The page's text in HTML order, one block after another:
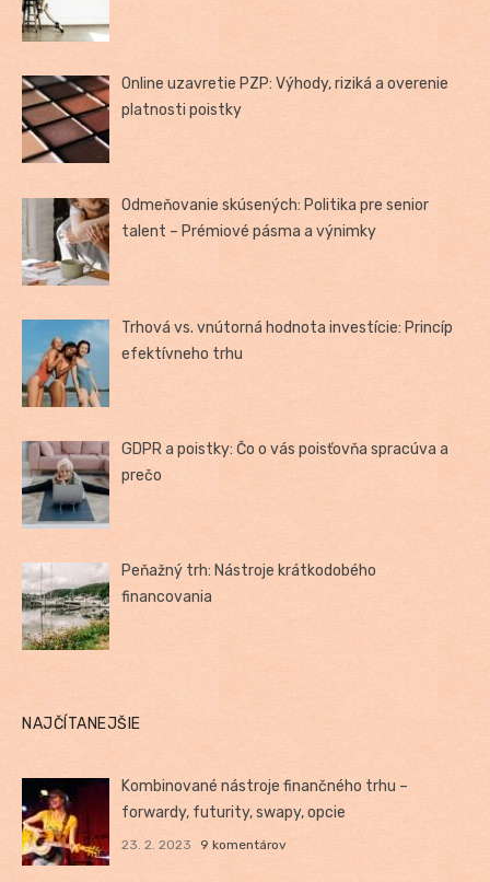
Online uzavretie PZP: Výhody, riziká a overenie
platnosti poistky
Odmeňovanie skúsených: Politika pre senior
talent – Prémiové pásma a výnimky
Trhová vs. vnútorná hodnota investície: Princíp
efektívneho trhu
GDPR a poistky: Čo o vás poisťovňa spracúva a
prečo
Peňažný trh: Nástroje krátkodobého
financovania
NAJČÍTANEJŠIE
Kombinované nástroje finančného trhu –
forwardy, futurity, swapy, opcie
23. 2. 2023 9 komentárov